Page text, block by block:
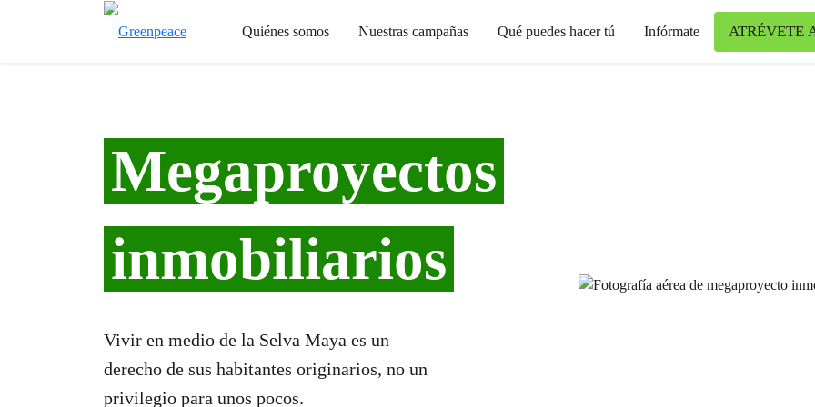
Quiénes somos Nuestras campañas Qué puedes hacer tú Infórmate ATRÉVETE
Megaproyectos
inmobiliarios
Vivir en medio de la Selva Maya es un
derecho de sus habitantes originarios, no un
privilegio para unos pocos.